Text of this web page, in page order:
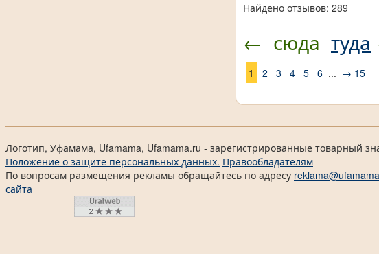
Найдено отзывов: 289
← сюда туда
1 2 3 4 5 6 ... → 15
Логотип, Уфамама, Ufamama, Ufamama.ru - зарегистрированные товарный
Положение о защите персональных данных. Правообладателям
По вопросам размещения рекламы обращайтесь по адресу
сайта